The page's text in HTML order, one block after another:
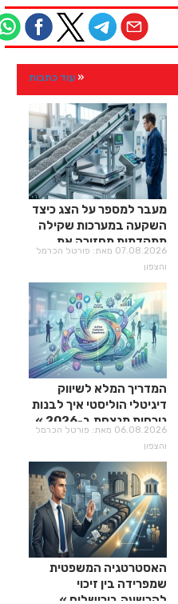
עוד כתבות
מעבר למספר על הצג כיצד
השקעה במערכות שקילה
מתקדמות מחזירה את
עצמה?
07.08.2026 מאת: פורטל הכרמל
והצפון
המדריך המלא לשיווק
דיגיטלי הוליסטי איך לבנות
נוכחות מנצחת ב-2026
06.08.2026 מאת: פורטל הכרמל
והצפון
האסטרטגיה המשפטית
שמפרידה בין זיכוי
להרשעה בירושלים